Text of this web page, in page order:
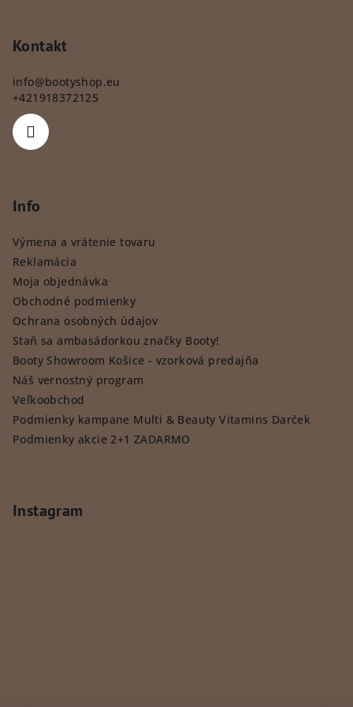
Kontakt
info@bootyshop.eu
+421918372125
Info
Výmena a vrátenie tovaru
Reklamácia
Moja objednávka
Obchodné podmienky
Ochrana osobných údajov
Staň sa ambasádorkou značky Booty!
Booty Showroom Košice - vzorková predajňa
Náš vernostný program
Veľkoobchod
Podmienky kampane Multi & Beauty Vitamins Darček
Podmienky akcie 2+1 ZADARMO
Instagram